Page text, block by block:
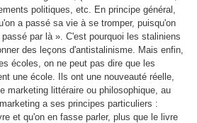
politiques, etc. En principe général,
a passé sa vie à se tromper, puisqu'on
par là ». C'est pourquoi les staliniens
des leçons d'antistalinisme. Mais enfin,
écoles, on ne peut pas dire que les
une école. Ils ont une nouveauté réelle,
marketing littéraire ou philosophique, au
a ses principes particuliers :
et qu'on en fasse parler, plus que le livre